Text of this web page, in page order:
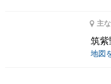
主
筑
地図